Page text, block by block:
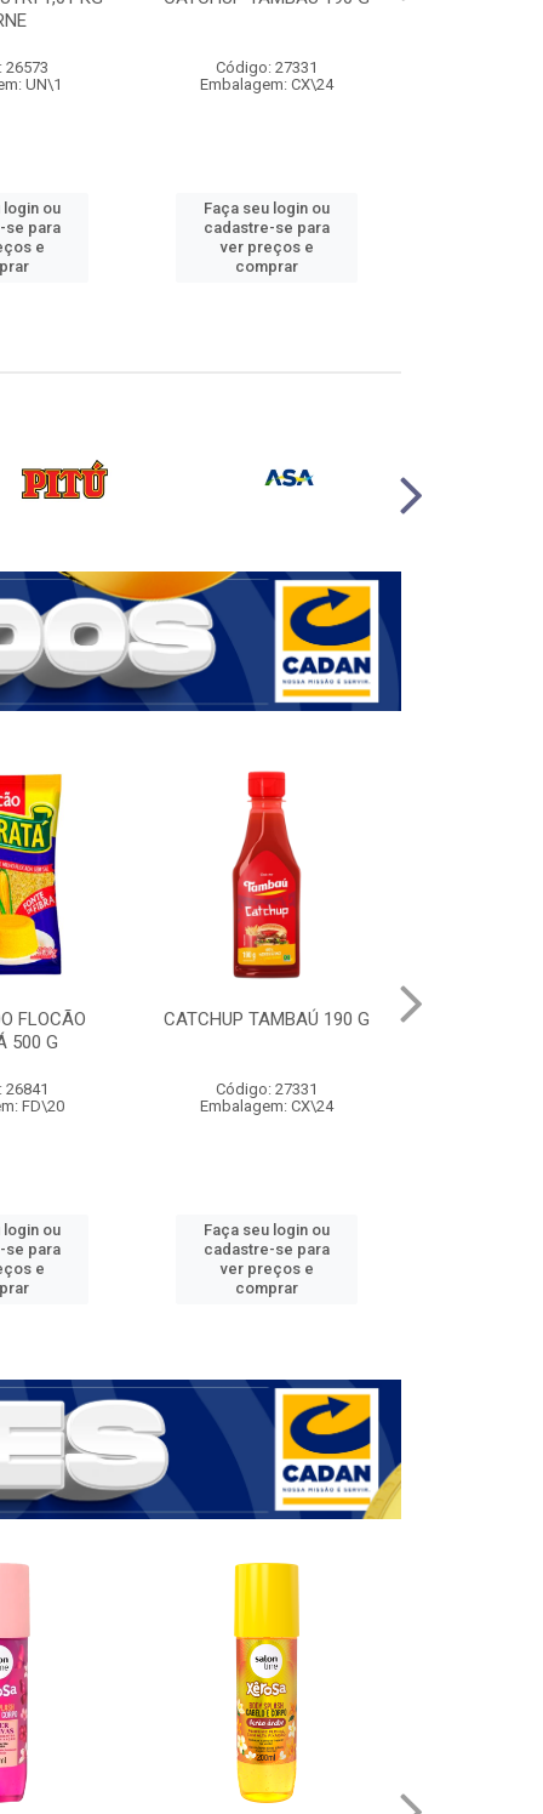
26573
UN\1
login ou
se para
e
Código: 27331
Embalagem: CX\24
Faça seu login ou
cadastre-se para
ver preços e
comprar
FLOCÃO
500 G
26841
FD\20
login ou
se para
e
CATCHUP TAMBAÚ 190 G
Código: 27331
Embalagem: CX\24
Faça seu login ou
cadastre-se para
ver preços e
comprar